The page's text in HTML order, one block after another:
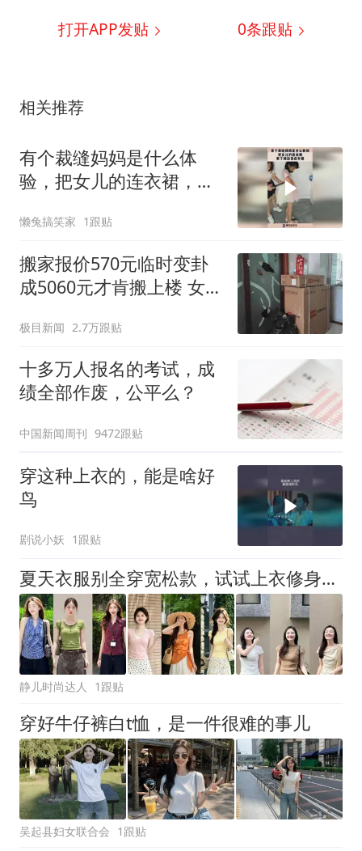
打开APP发贴 0条跟贴
相关推荐
有个裁缝妈妈是什么体
验，把女儿的连衣裙，剪
懒兔搞笑家 1跟贴
搬家报价570元临时变卦
成5060元才肯搬上楼 女子
极目新闻 2.7万跟贴
十多万人报名的考试，成
绩全部作废，公平么？
中国新闻周刊 9472跟贴
穿这种上衣的，能是啥好
鸟
剧说小妖 1跟贴
夏天衣服别全穿宽松款，试试上衣修身、下装宽松，显瘦又舒适
静儿时尚达人 1跟贴
穿好牛仔裤白t恤，是一件很难的事儿
吴起县妇女联合会 1跟贴